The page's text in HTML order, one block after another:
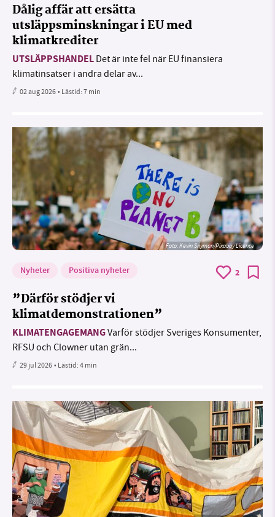
Dålig affär att ersätta
utsläppsminskningar i EU med
klimatkrediter
UTSLÄPPSHANDEL Det är inte fel när EU finansiera
klimatinsatser i andra delar av...
02 aug 2026• Lästid:7 min
Foto:Kevin Snyman/Pixabay Licence
Nyheter Positiva nyheter 2
”Därför stödjer vi
klimatdemonstrationen”
KLIMATENGAGEMANGVarför stödjer Sveriges Konsumenter,
RFSU och Clowner utan grän...
29 jul 2026• Lästid:4 min